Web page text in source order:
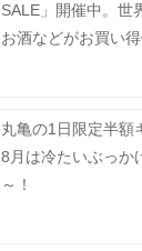
SALE」開催中。世
お酒などがお買い
丸亀の1日限定半額
8月は冷たいぶっか
～！